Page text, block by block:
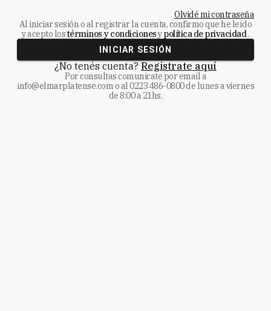
Olvidé mi contraseña
Al iniciar sesión o al registrar la cuenta, confirmo que he leído
y acepto lostérminos y condicionesypolítica de privacidad.
INICIAR SESIÓN
¿No tenés cuenta? Registrate aquí
Por consultas comunicate por email a
info@elmarplatense.como al0223 486-0800de lunes a viernes
de 8:00 a 21hs.